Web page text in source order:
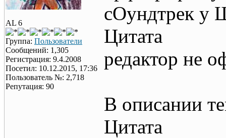
AL 6
Группа: Пользователи
Сообщений: 1,305
Регистрация: 9.4.2008
Посетил: 10.12.2015, 17:36
Пользователь №: 2,718
Репутация: 90
сОундтрек у
Цитата
редактор не
В описании
Цитата